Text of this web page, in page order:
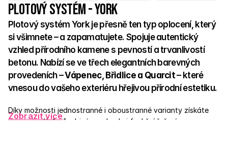
Plotový systém - York
Plotový systém York je přesně ten typ oplocení, který
si všimnete – a zapamatujete. Spojuje autentický
vzhled přírodního kamene s pevností a trvanlivostí
betonu. Nabízí se ve třech elegantních barevných
provedeních – Vápenec, Břidlice a Quarcit – které
vnesou do vašeho exteriéru hřejivou přírodní estetiku.
Díky možnosti jednostranné i oboustranné varianty získáte
nejen vizuálně působivý prvek, ale i funkční řešení s
Zobrazit více